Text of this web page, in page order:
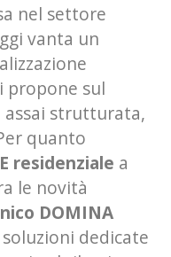
nel settore
vanta un
propone sul
assai strutturata,
quanto
residenziale a
le novità
DOMINA
dedicate